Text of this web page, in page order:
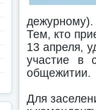
дежурному).
Тем, кто
13 апреля,
участие в
общежитии.
Для